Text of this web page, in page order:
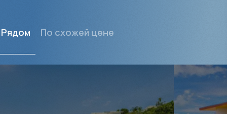
Рядом По схожей цене